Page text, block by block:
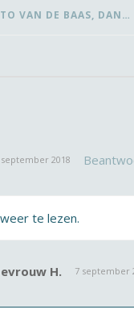
OVER DE AUTO VAN DE BAAS, DANSEN MET ‘VROUWEN VAN’ EN BEDANK-BLOMMEN
september 2018
te lezen.
H. 7 september